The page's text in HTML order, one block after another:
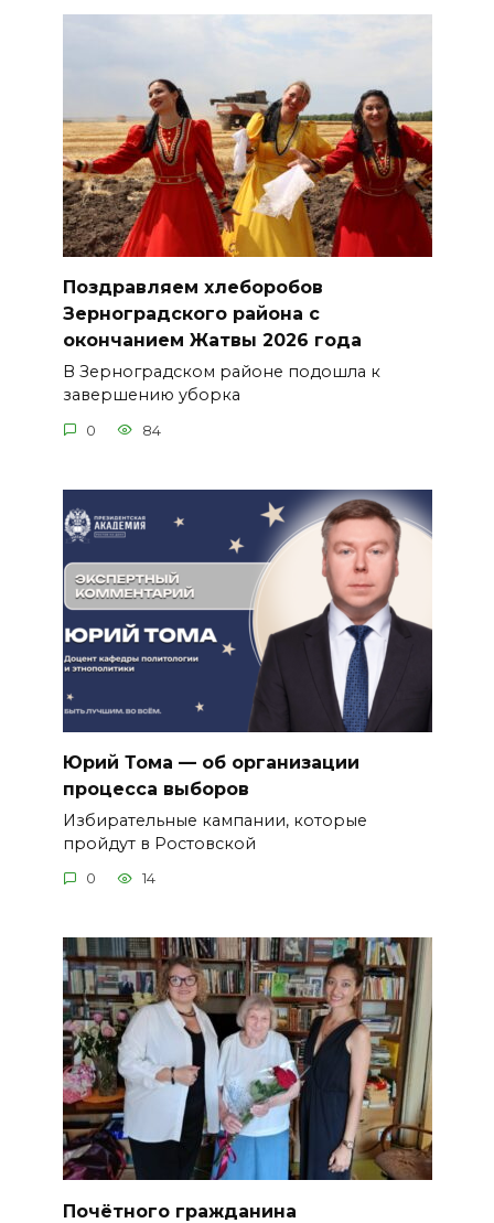
Поздравляем хлеборобов
Зерноградского района с
окончанием Жатвы 2026 года
В Зерноградском районе подошла к
завершению уборка
0 84
Юрий Тома — об организации
процесса выборов
Избирательные кампании, которые
пройдут в Ростовской
0 14
Почётного гражданина